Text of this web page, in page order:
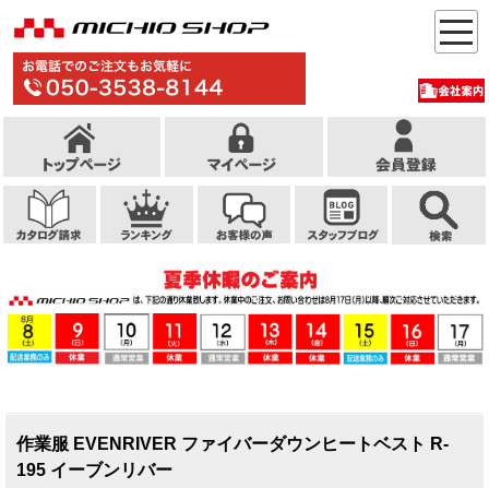
作業服 EVENRIVER ファイバーダウンヒートベスト R-
195 イーブンリバー